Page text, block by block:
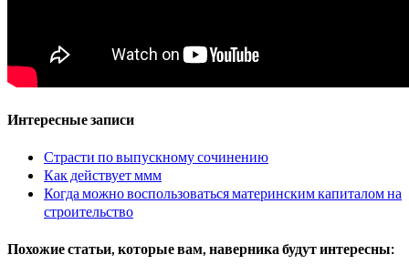
Интересные записи
Страсти по выпускному сочинению
Как действует ммм
Когда можно воспользоваться материнским капиталом на
строительство
Похожие статьи, которые вам, наверника будут интересны: